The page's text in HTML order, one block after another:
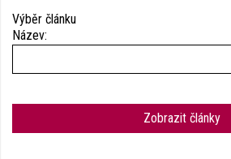
Výběr článku
Název:
Zobrazit články